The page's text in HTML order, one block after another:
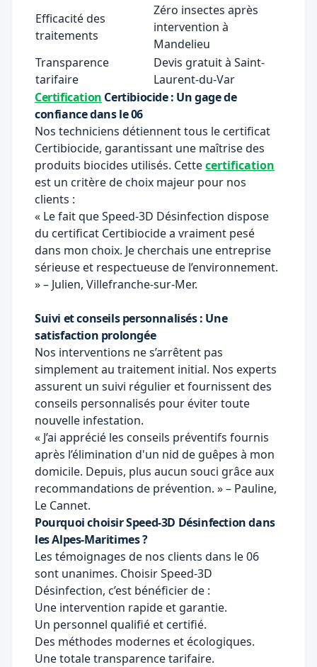
Efficacité des
traitements
Zéro insectes après
intervention à
Mandelieu
Transparence
tarifaire
Devis gratuit à Saint-
Laurent-du-Var
Certification Certibiocide : Un gage de
confiance dans le 06
Nos techniciens détiennent tous le certificat
Certibiocide, garantissant une maîtrise des
produits biocides utilisés. Cettecertification
est un critère de choix majeur pour nos
clients :
« Le fait que Speed-3D Désinfection dispose
du certificat Certibiocide a vraiment pesé
dans mon choix. Je cherchais une entreprise
sérieuse et respectueuse de l’environnement.
» – Julien, Villefranche-sur-Mer.
Suivi et conseils personnalisés : Une
satisfaction prolongée
Nos interventions ne s’arrêtent pas
simplement au traitement initial. Nos experts
assurent un suivi régulier et fournissent des
conseils personnalisés pour éviter toute
nouvelle infestation.
« J’ai apprécié les conseils préventifs fournis
après l’élimination d'un nid de guêpes à mon
domicile. Depuis, plus aucun souci grâce aux
recommandations de prévention. » – Pauline,
Le Cannet.
Pourquoi choisir Speed-3D Désinfection dans
les Alpes-Maritimes ?
Les témoignages de nos clients dans le 06
sont unanimes. Choisir Speed-3D
Désinfection, c’est bénéficier de :
Une intervention rapide et garantie.
Un personnel qualifié et certifié.
Des méthodes modernes et écologiques.
Une totale transparence tarifaire.